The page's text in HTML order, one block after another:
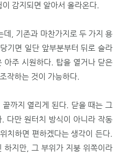
감지되면 알아서 올라온다.
데, 기존과 마찬가지로 두 가지 용
기면 일단 앞부분부터 뒤로 슬라
아주 시원하다. 탑을 열거나 닫은
작하는 것이 가능하다.
까지 열리게 된다. 닫을 때는 그
다만 원터치 방식이 아니라 작동
치하면 편하겠다는 생각이 든다.
하지만, 그 부위가 지붕 위쪽이라